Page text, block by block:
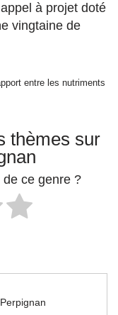
à projet doté
vingtaine de
entre les nutriments
thèmes sur
ce genre ?